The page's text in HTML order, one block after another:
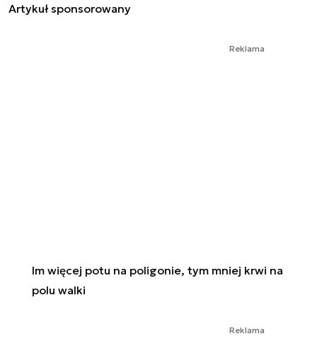
Artykuł sponsorowany
Reklama
Im więcej potu na poligonie, tym mniej krwi na
polu walki
Reklama